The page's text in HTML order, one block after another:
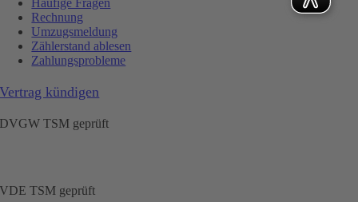
Häufige Fragen
Rechnung
Umzugsmeldung
Zählerstand ablesen
Zahlungsprobleme
Vertrag kündigen
DVGW TSM geprüft
VDE TSM geprüft